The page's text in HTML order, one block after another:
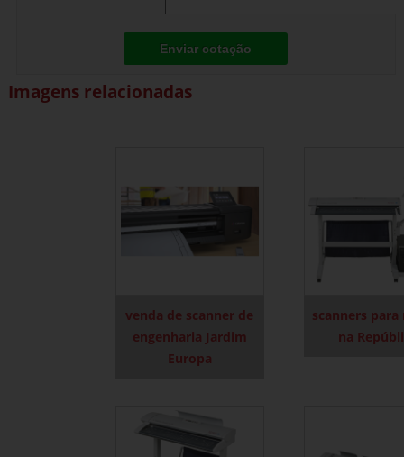
Enviar cotação
Imagens relacionadas
venda de scanner de
engenharia Jardim
Europa
scanners para
na